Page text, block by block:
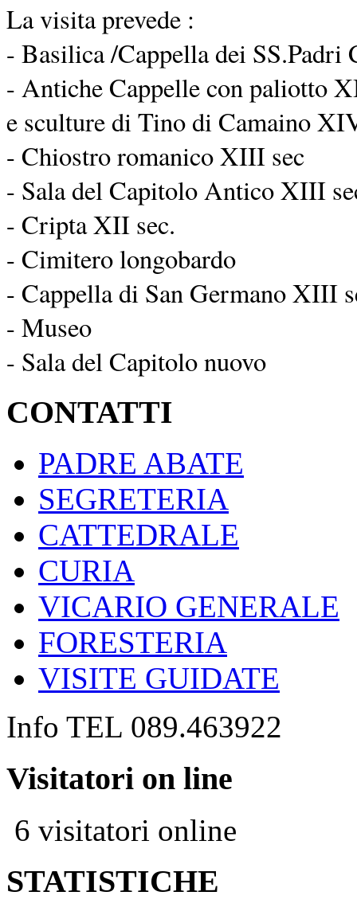
La visita prevede :
- Basilica /Cappella dei
- Antiche Cappelle con paliotto
e sculture di Tino di Camaino
- Chiostro romanico XIII sec
- Sala del Capitolo Antico XIII
- Cripta XII sec.
- Cimitero longobardo
- Cappella di San Germano XIII
- Museo
- Sala del Capitolo nuovo
CONTATTI
PADRE ABATE
SEGRETERIA
CATTEDRALE
CURIA
VICARIO GENERALE
FORESTERIA
VISITE GUIDATE
Info TEL 089.463922
Visitatori on line
6 visitatori online
STATISTICHE